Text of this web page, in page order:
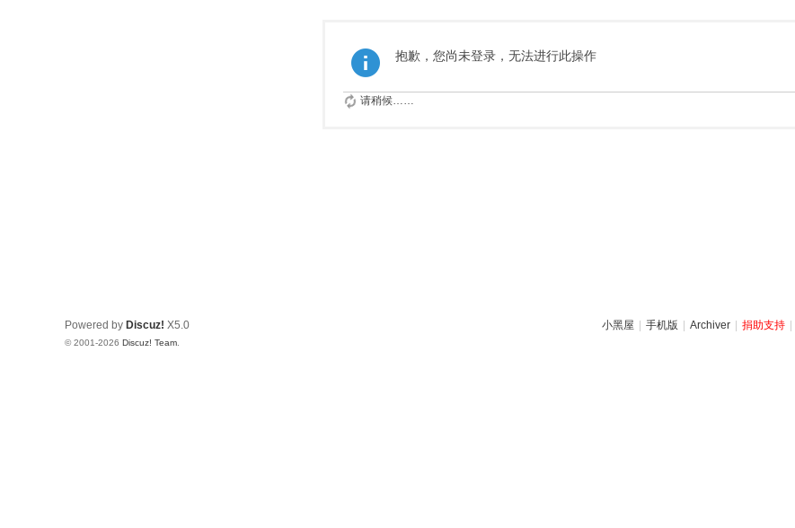
抱歉，您尚未登录，无法进行此操作
请稍候……
小黑屋 手机版 Archiver 捐助支持
Powered by Discuz! X5.0
© 2001-2026 Discuz! Team